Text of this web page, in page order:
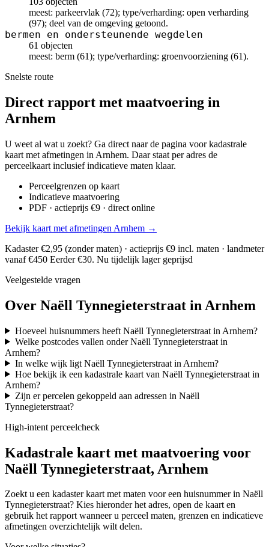
meest: parkeervlak (72); type/verharding: open verharding
(97); deel van de omgeving getoond.
bermen en ondersteunende wegdelen
61 objecten
meest: berm (61); type/verharding: groenvoorziening (61).
Snelste route
Direct rapport met maatvoering in
Arnhem
U weet al wat u zoekt? Ga direct naar de pagina voor kadastrale
kaart met afmetingen in Arnhem. Daar staat per adres de
perceelkaart inclusief indicatieve maten klaar.
Perceelgrenzen op kaart
Indicatieve maatvoering
PDF · actieprijs €9 · direct online
Bekijk kaart met afmetingen Arnhem →
Kadaster €2,95 (zonder maten) · actieprijs €9 incl. maten · landmeter
vanaf €450 Eerder €30. Nu tijdelijk lager geprijsd
Veelgestelde vragen
Over Naëll Tynnegieterstraat in Arnhem
Hoeveel huisnummers heeft Naëll Tynnegieterstraat in Arnhem?
Welke postcodes vallen onder Naëll Tynnegieterstraat in
Arnhem?
In welke wijk ligt Naëll Tynnegieterstraat in Arnhem?
Hoe bekijk ik een kadastrale kaart van Naëll Tynnegieterstraat in
Arnhem?
Zijn er percelen gekoppeld aan adressen in Naëll
Tynnegieterstraat?
High-intent perceelcheck
Kadastrale kaart met maatvoering voor
Naëll Tynnegieterstraat, Arnhem
Zoekt u een kadaster kaart met maten voor een huisnummer in Naëll
Tynnegieterstraat? Kies hieronder het adres, open de kaart en
gebruik het rapport wanneer u perceel maten, grenzen en indicatieve
afmetingen overzichtelijk wilt delen.